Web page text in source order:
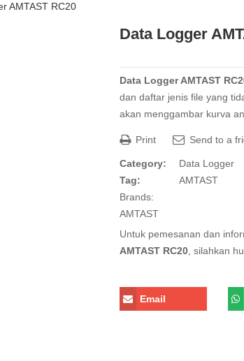
AMTAST RC20
Data Logger
Data Logger AMTAST
dan daftar jenis file yang
akan menggambar kurva
Print Send to a
Category:
Data Logger
Tag:
AMTAST
Brands:
AMTAST
Untuk pemesanan dan
AMTAST RC20 , silahkan
Email